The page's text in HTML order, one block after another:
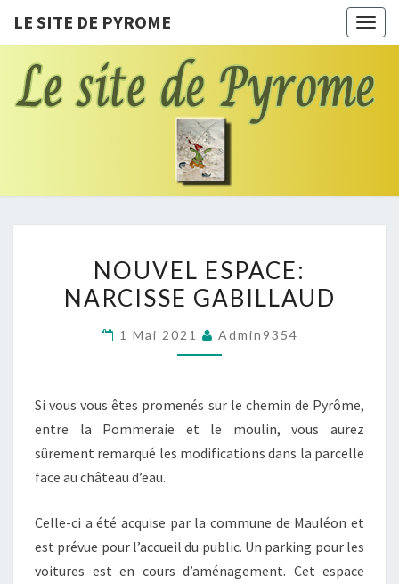
LE SITE DE PYROME
LE SITE
PYROME
Le Pays
Des
Farfadets
ESPACE:
NARCISSE
NOUVEL ESPACE:
NARCISSE GABILLAUD
1 Mai 2021 Admin9354
Si vous vous êtes promenés sur le chemin de Pyrôme,
entre la Pommeraie et le moulin, vous aurez
sûrement remarqué les modifications dans la parcelle
face au château d’eau.
Celle-ci a été acquise par la commune de Mauléon et
est prévue pour l’accueil du public. Un parking pour les
voitures est en cours d’aménagement. Cet espace